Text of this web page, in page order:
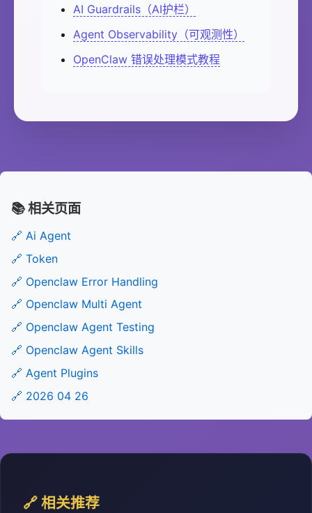
AI Guardrails（AI护栏）
Agent Observability（可观测性）
OpenClaw 错误处理模式教程
📚 相关页面
🔗 Ai Agent
🔗 Token
🔗 Openclaw Error Handling
🔗 Openclaw Multi Agent
🔗 Openclaw Agent Testing
🔗 Openclaw Agent Skills
🔗 Agent Plugins
🔗 2026 04 26
🔗 相关推荐